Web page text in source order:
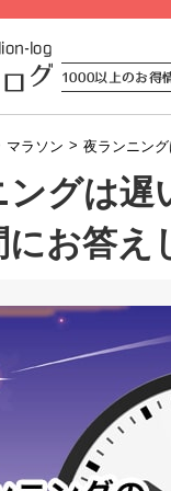
マラソン > 夜ランニン
グは遅
にお答え